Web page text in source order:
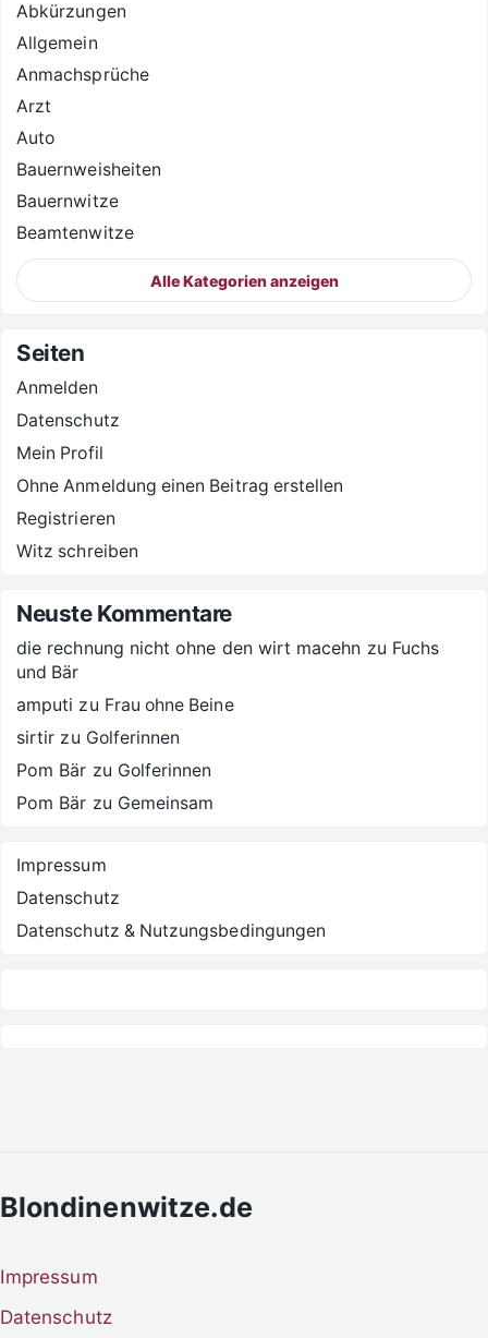
Abkürzungen
Allgemein
Anmachsprüche
Arzt
Auto
Bauernweisheiten
Bauernwitze
Beamtenwitze
Alle Kategorien anzeigen
Seiten
Anmelden
Datenschutz
Mein Profil
Ohne Anmeldung einen Beitrag erstellen
Registrieren
Witz schreiben
Neuste Kommentare
die rechnung nicht ohne den wirt macehn zu Fuchs
und Bär
amputi zu Frau ohne Beine
sirtir zu Golferinnen
Pom Bär zu Golferinnen
Pom Bär zu Gemeinsam
Impressum
Datenschutz
Datenschutz & Nutzungsbedingungen
Blondinenwitze.de
Impressum
Datenschutz